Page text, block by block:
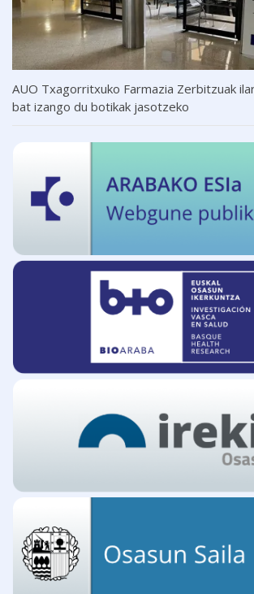
AUO Txagorritxuko Farmazia Zerbitzuak
bat izango du botikak jasotzeko